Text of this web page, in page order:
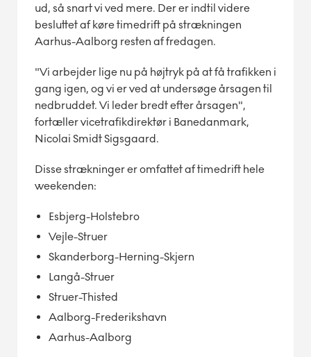
ud, så snart vi ved mere. Der er indtil videre
besluttet af køre timedrift på strækningen
Aarhus-Aalborg resten af fredagen.
"Vi arbejder lige nu på højtryk på at få trafikken i
gang igen, og vi er ved at undersøge årsagen til
nedbruddet. Vi leder bredt efter årsagen",
fortæller vicetrafikdirektør i Banedanmark,
Nicolai Smidt Sigsgaard.
Disse strækninger er omfattet af timedrift hele
weekenden:
Esbjerg-Holstebro
Vejle-Struer
Skanderborg-Herning-Skjern
Langå-Struer
Struer-Thisted
Aalborg-Frederikshavn
Aarhus-Aalborg